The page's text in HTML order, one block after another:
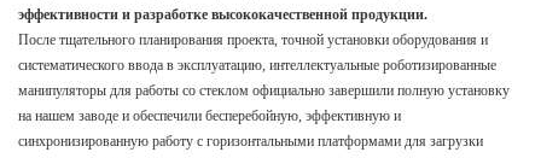
эффективности и разработке высококачественной продукции.
После тщательного планирования проекта, точной установки оборудования и
систематического ввода в эксплуатацию, интеллектуальные роботизированные
манипуляторы для работы со стеклом официально завершили полную установку
на нашем заводе и обеспечили бесперебойную, эффективную и
синхронизированную работу с горизонтальными платформами для загрузки